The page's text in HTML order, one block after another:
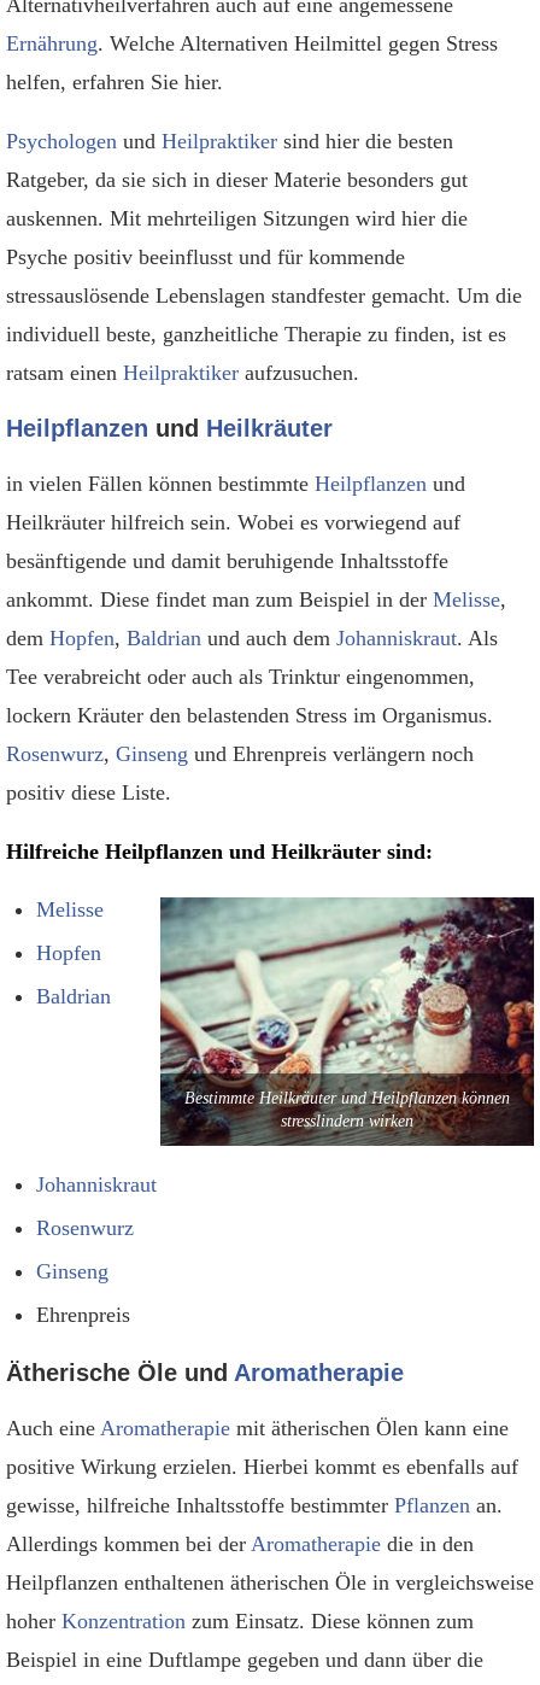
Ernährung. Welche Alternativen Heilmittel gegen Stress
helfen, erfahren Sie hier.
Psychologen und Heilpraktiker sind hier die besten
Ratgeber, da sie sich in dieser Materie besonders gut
auskennen. Mit mehrteiligen Sitzungen wird hier die
Psyche positiv beeinflusst und für kommende
stressauslösende Lebenslagen standfester gemacht. Um die
individuell beste, ganzheitliche Therapie zu finden, ist es
ratsam einen Heilpraktiker aufzusuchen.
Heilpflanzen und Heilkräuter
in vielen Fällen können bestimmte Heilpflanzen und
Heilkräuter hilfreich sein. Wobei es vorwiegend auf
besänftigende und damit beruhigende Inhaltsstoffe
ankommt. Diese findet man zum Beispiel in der Melisse,
dem Hopfen, Baldrian und auch dem Johanniskraut. Als
Tee verabreicht oder auch als Trinktur eingenommen,
lockern Kräuter den belastenden Stress im Organismus.
Rosenwurz, Ginseng und Ehrenpreis verlängern noch
positiv diese Liste.
Hilfreiche Heilpflanzen und Heilkräuter sind:
Bestimmte Heilkräuter und Heilpflanzen können
stresslindern wirken
Melisse
Hopfen
Baldrian
Johanniskraut
Rosenwurz
Ginseng
Ehrenpreis
Ätherische Öle und Aromatherapie
Auch eine Aromatherapie mit ätherischen Ölen kann eine
positive Wirkung erzielen. Hierbei kommt es ebenfalls auf
gewisse, hilfreiche Inhaltsstoffe bestimmter Pflanzen an.
Allerdings kommen bei der Aromatherapie die in den
Heilpflanzen enthaltenen ätherischen Öle in vergleichsweise
hoher Konzentration zum Einsatz. Diese können zum
Beispiel in eine Duftlampe gegeben und dann über die